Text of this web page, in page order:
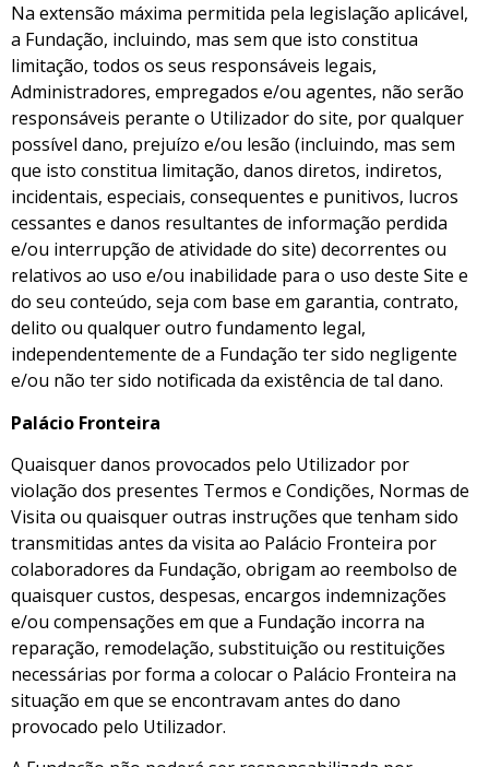
Na extensão máxima permitida pela legislação aplicável,
a Fundação, incluindo, mas sem que isto constitua
limitação, todos os seus responsáveis legais,
Administradores, empregados e/ou agentes, não serão
responsáveis perante o Utilizador do site, por qualquer
possível dano, prejuízo e/ou lesão (incluindo, mas sem
que isto constitua limitação, danos diretos, indiretos,
incidentais, especiais, consequentes e punitivos, lucros
cessantes e danos resultantes de informação perdida
e/ou interrupção de atividade do site) decorrentes ou
relativos ao uso e/ou inabilidade para o uso deste Site e
do seu conteúdo, seja com base em garantia, contrato,
delito ou qualquer outro fundamento legal,
independentemente de a Fundação ter sido negligente
e/ou não ter sido notificada da existência de tal dano.
Palácio Fronteira
Quaisquer danos provocados pelo Utilizador por
violação dos presentes Termos e Condições, Normas de
Visita ou quaisquer outras instruções que tenham sido
transmitidas antes da visita ao Palácio Fronteira por
colaboradores da Fundação, obrigam ao reembolso de
quaisquer custos, despesas, encargos indemnizações
e/ou compensações em que a Fundação incorra na
reparação, remodelação, substituição ou restituições
necessárias por forma a colocar o Palácio Fronteira na
situação em que se encontravam antes do dano
provocado pelo Utilizador.